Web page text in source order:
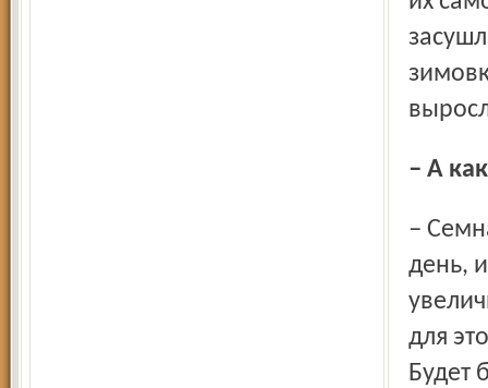
– А
– Семнадцать литров молока дает сейчас одна корова в
день,
для
Будет